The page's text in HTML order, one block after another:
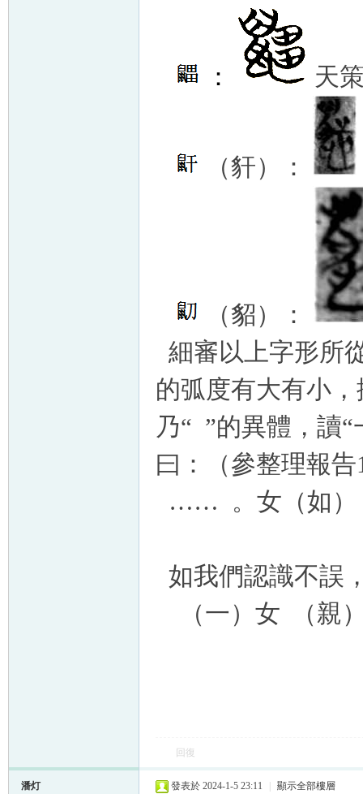
：
（豻）：
（貂）：
細審以上字形所
的弧度有大有小
乃“ ”的異體，讀
曰：
（參整理報
……
。女（如）
如我們認識不誤
（一）女
（親
回復
潘灯 發表於 2024-1-5 23:11 顯示全部樓層